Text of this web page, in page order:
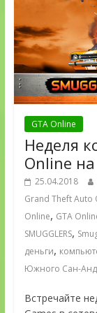
GTA Online
Неделя
Online на
25.04.2018
Grand Theft Auto
Online, GTA
SMUGGLERS,
деньги,
Южного Сан-
Встречайте